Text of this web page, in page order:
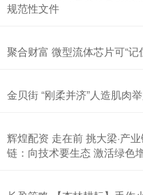
规范性文件
聚合财富 微型流体芯片可“记
金贝街 “刚柔并济”人造肌肉
辉煌配资 走在前 挑大梁·产
链：向技术要生态 激活绿色